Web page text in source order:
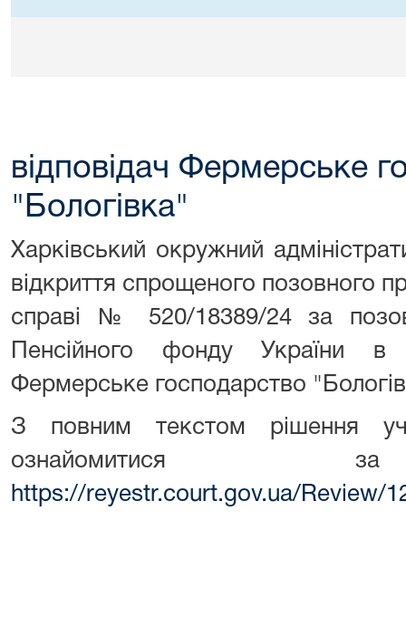
відповідач Фермерське
"Бологівка"
Харківський окружний
відкриття спрощеного позовного
справі № 520/18389/24 за
Пенсійного фонду України в
Фермерське господарство
З повним текстом рішення
ознайомитися
https://reyestr.court.gov.ua/Review/